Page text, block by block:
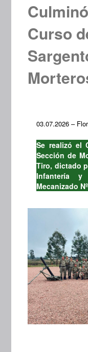
Curso
03.07.2026 –
Se realizó el
Sección de
Tiro, dictado
Infantería
Mecanizado